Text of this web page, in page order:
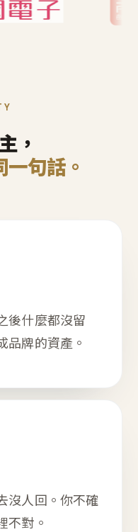
，
一句話。
後什麼都沒留
品牌的資產。
沒人回。你不確
不對。